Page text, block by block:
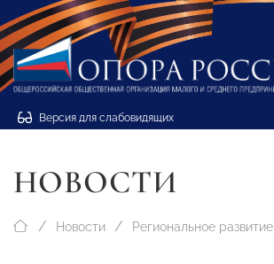
Версия для слабовидящих
НОВОСТИ
Новости Региональное развитие